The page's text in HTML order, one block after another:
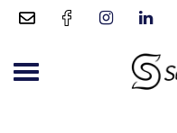
Gestion des traceurs
Aller